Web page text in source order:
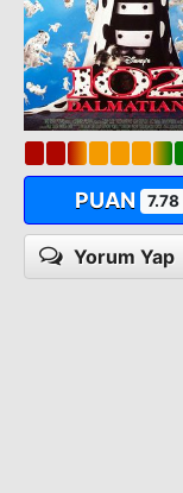
PUAN 7.78
Yorum Yap